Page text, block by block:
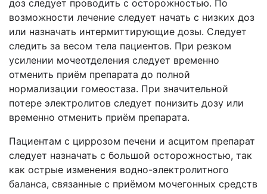
доз следует проводить с осторожностью. По
возможности лечение следует начать с низких доз
или назначать интермиттирующие дозы. Следует
следить за весом тела пациентов. При резком
усилении мочеотделения следует временно
отменить приём препарата до полной
нормализации гомеостаза. При значительной
потере электролитов следует понизить дозу или
временно отменить приём препарата.
Пациентам с циррозом печени и асцитом препарат
следует назначать с большой осторожностью, так
как острые изменения водно-электролитного
баланса, связанные с приёмом мочегонных средств